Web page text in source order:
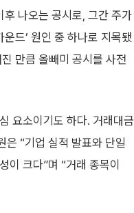
후 나오는 공시로, 그간 주가
드’ 원인 중 하나로 지목됐
만큼 올빼미 공시를 사전
요소이기도 하다. 거래대금
“기업 실적 발표와 단일
이 크다”며 “거래 종목이